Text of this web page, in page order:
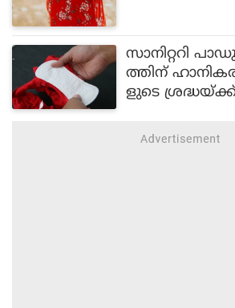
സാനിറ്ററി
ത്തിന്
ളുടെ